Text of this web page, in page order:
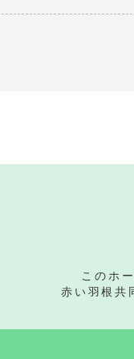
このホ
赤い羽根共